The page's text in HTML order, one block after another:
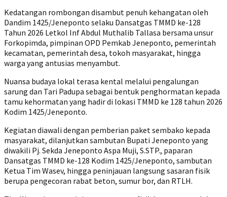
Kedatangan rombongan disambut penuh kehangatan oleh
Dandim 1425/Jeneponto selaku Dansatgas TMMD ke-128
Tahun 2026 Letkol Inf Abdul Muthalib Tallasa bersama unsur
Forkopimda, pimpinan OPD Pemkab Jeneponto, pemerintah
kecamatan, pemerintah desa, tokoh masyarakat, hingga
warga yang antusias menyambut.
Nuansa budaya lokal terasa kental melalui pengalungan
sarung dan Tari Padupa sebagai bentuk penghormatan kepada
tamu kehormatan yang hadir di lokasi TMMD ke 128 tahun 2026
Kodim 1425/Jeneponto.
Kegiatan diawali dengan pemberian paket sembako kepada
masyarakat, dilanjutkan sambutan Bupati Jeneponto yang
diwakili Pj. Sekda Jeneponto Aspa Muji, S.STP., paparan
Dansatgas TMMD ke-128 Kodim 1425/Jeneponto, sambutan
Ketua Tim Wasev, hingga peninjauan langsung sasaran fisik
berupa pengecoran rabat beton, sumur bor, dan RTLH.